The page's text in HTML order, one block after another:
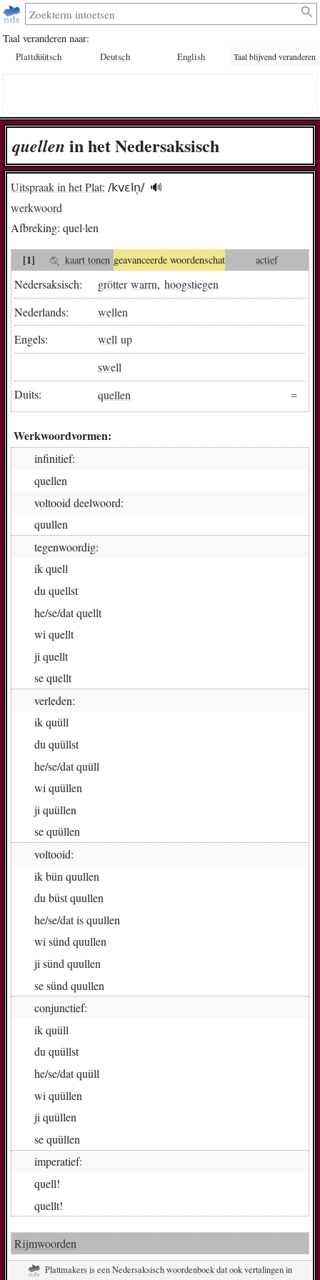
Taal veranderen naar:
Plattdüütsch Deutsch English Taal blijvend veranderen
quel­len in het Nedersaksisch
Uitspraak in het Plat: /kvɛln̩/ 🔊︎
werkwoord
Afbreking: quel·len
[1] kaart tonen geavanceerde woordenschat actief
Nedersaksisch: grötter warrn, hoogstiegen
Nederlands:
wellen
Engels:
well up
swell
Duits:
quellen
Werkwoordvormen:
infinitief:
quel­len
voltooid deelwoord:
quul­len
tegenwoordig:
ikquell
du quell­st
he/se/datquell­t
wi quell­t
ji quell­t
sequell­t
verleden:
ikquüll
du quüll­st
he/se/datquüll
wiquül­len
ji quül­len
sequül­len
voltooid:
ikbün quul­len
dubüst quul­len
he/se/datis quul­len
wisünd quul­len
ji sünd quul­len
sesünd quul­len
conjunctief:
ikquüll
duquüll­st
he/se/datquüll
wi quül­len
ji quül­len
sequül­len
imperatief:
quell!
quell­t!
Rijmwoorden
Plattmakers is een Nedersaksisch woordenboek dat ook vertalingen in